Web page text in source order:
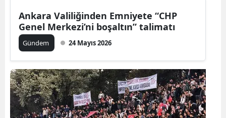
Ankara Valiliğinden Emniyete “CHP
Genel Merkezi’ni boşaltın” talimatı
Gündem 24 Mayıs 2026